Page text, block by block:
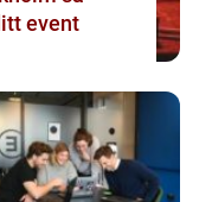
event